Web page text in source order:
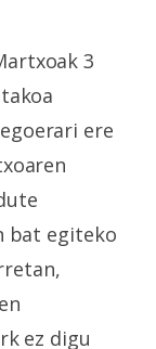
3
ere
bat egiteko
ez digu